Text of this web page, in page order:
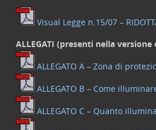
Visual Legge n.15/07 –
ALLEGATI (presenti nella
ALLEGATO A – Zona di
ALLEGATO B – Come
ALLEGATO C – Quanto